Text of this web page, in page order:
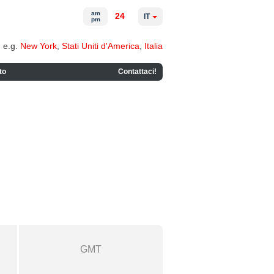
e.g. New York Stati Uniti d'America Italia
Contattaci!
am
pm
24 IT
GMT